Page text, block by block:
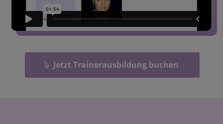
Jetzt Trainerausbildung buchen